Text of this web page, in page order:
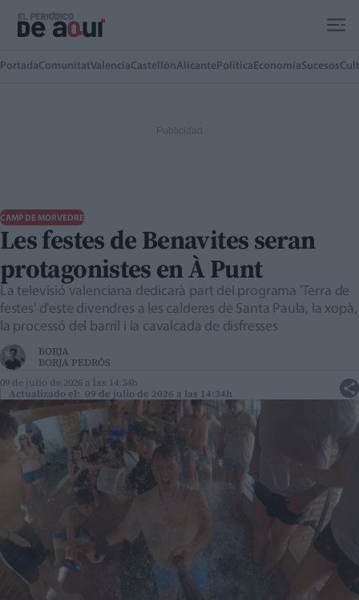
PortadaComunitatValenciaCastellónAlicante Política EconomíaSucesos
CAMP DE MORVEDRE
Les festes de Benavites seran
protagonistes en À Punt
La televisió valenciana dedicarà part del programa 'Terra de
festes' d'este divendres a les calderes de Santa Paula, la xopà,
la processó del barril i la cavalcada de disfresses
BORJA
BORJA PEDRÓS
09 de julio de 2026 a las 14:34h
Actualizado el: 09 de julio de 2026 a las 14:34h